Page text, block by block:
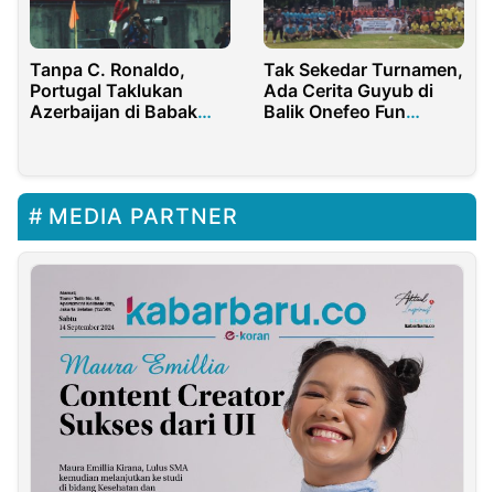
Tanpa C. Ronaldo,
Portugal Taklukan
Azerbaijan di Babak
Tak Sekedar Turnamen,
Ada Cerita Guyub di
Balik Onefeo Fun
MEDIA PARTNER